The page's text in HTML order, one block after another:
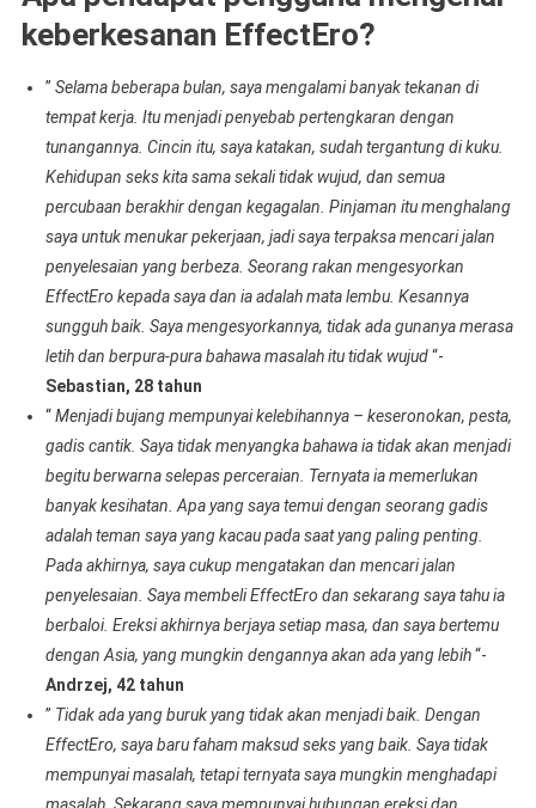
keberkesanan EffectEro?
” Selama beberapa bulan, saya mengalami banyak tekanan di
tempat kerja. Itu menjadi penyebab pertengkaran dengan
tunangannya. Cincin itu, saya katakan, sudah tergantung di kuku.
Kehidupan seks kita sama sekali tidak wujud, dan semua
percubaan berakhir dengan kegagalan. Pinjaman itu menghalang
saya untuk menukar pekerjaan, jadi saya terpaksa mencari jalan
penyelesaian yang berbeza. Seorang rakan mengesyorkan
EffectEro kepada saya dan ia adalah mata lembu. Kesannya
sungguh baik. Saya mengesyorkannya, tidak ada gunanya merasa
letih dan berpura-pura bahawa masalah itu tidak wujud“-
Sebastian, 28 tahun
“Menjadi bujang mempunyai kelebihannya – keseronokan, pesta,
gadis cantik. Saya tidak menyangka bahawa ia tidak akan menjadi
begitu berwarna selepas perceraian. Ternyata ia memerlukan
banyak kesihatan. Apa yang saya temui dengan seorang gadis
adalah teman saya yang kacau pada saat yang paling penting.
Pada akhirnya, saya cukup mengatakan dan mencari jalan
penyelesaian. Saya membeli EffectEro dan sekarang saya tahu ia
berbaloi. Ereksi akhirnya berjaya setiap masa, dan saya bertemu
dengan Asia, yang mungkin dengannya akan ada yang lebih“-
Andrzej, 42 tahun
” Tidak ada yang buruk yang tidak akan menjadi baik. Dengan
EffectEro, saya baru faham maksud seks yang baik. Saya tidak
mempunyai masalah, tetapi ternyata saya mungkin menghadapi